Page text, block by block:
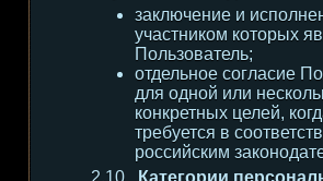
заключение и
участником которых
Пользователь;
отдельное согласие
для одной или
конкретных целей,
требуется в
российским
Категории